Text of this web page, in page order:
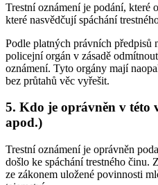
Trestní oznámení je podání, které
které nasvědčují spáchání
Podle platných právních předpisů
policejní orgán v zásadě
oznámení. Tyto orgány mají
bez průtahů věc vyřešit.
5. Kdo je oprávněn v této
apod.)
Trestní oznámení je oprávněn
došlo ke spáchání trestného
ze zákonem uložené povinnosti